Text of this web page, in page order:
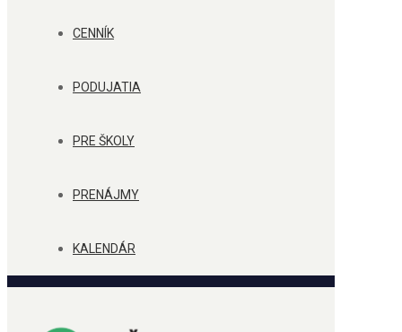
CENNÍK
PODUJATIA
PRE ŠKOLY
PRENÁJMY
KALENDÁR